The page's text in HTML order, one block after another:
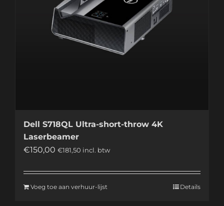
Dell S718QL Ultra-short-throw 4K
Laserbeamer
€150,00 €181,50 incl. btw
Voeg toe aan verhuur-lijst Details